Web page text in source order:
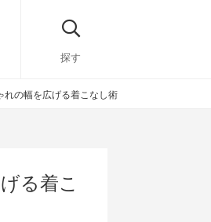
探す
れの幅を広げる着こなし術
る着こ